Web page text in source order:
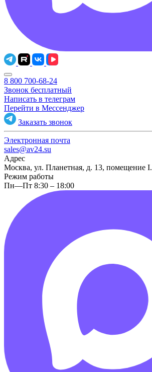
8 800 700-68-24
Звонок бесплатный
Написать в телеграм
Перейти в Мессенджер
Заказать звонок
Электронная почта
sales@av24.su
Адрес
Москва, ул. Планетная, д. 13, помещение I.
Режим работы
Пн—Пт 8:30 – 18:00